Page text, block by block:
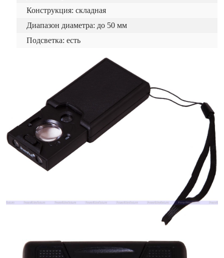
Конструкция: складная
Диапазон диаметра: до 50 мм
Подсветка: есть